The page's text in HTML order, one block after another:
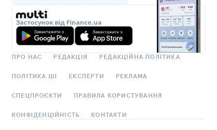
Застосунок від Finance.ua
ПРО НАС РЕДАКЦІЯ РЕДАКЦІЙНА ПОЛІТИКА
ПОЛІТИКА ШІ ЕКСПЕРТИ РЕКЛАМА
СПЕЦПРОЄКТИ ПРАВИЛА КОРИСТУВАННЯ
КОНФІДЕНЦІЙНІСТЬ КОНТАКТИ